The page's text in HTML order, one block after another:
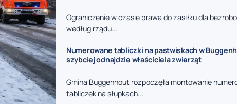
Ograniczenie w czasie prawa do zasiłku dla
według rządu...
Numerowane tabliczki na pastwiskach w
szybciej odnajdzie właściciela zwierząt
Gmina Buggenhout rozpoczęła montowanie
tabliczek na słupkach...